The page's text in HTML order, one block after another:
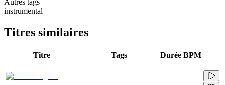
Autres tags
instrumental
Titres similaires
Titre Tags Durée BPM